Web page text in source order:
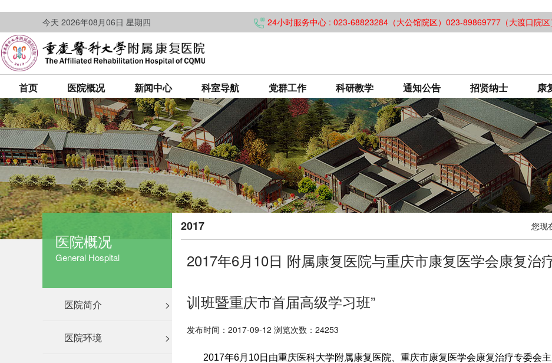
今天 2026年08月06日 星期四 24小时服务中心 : 023-68823284（大公馆院区）023-89869777（大渡口院区
首页 医院概况 新闻中心 科室导航 党群工作 科研教学 通知公告 招贤纳士 康
医院概况
General Hospital
医院简介 >
医院环境 >
2017 您现
2017年6月10日 附属康复医院与重庆市康复医学会康复治
训班暨重庆市首届高级学习班”
发布时间：2017-09-12 浏览次数：24253
2017年6月10日由重庆医科大学附属康复医院、重庆市康复医学会康复治疗专委会主